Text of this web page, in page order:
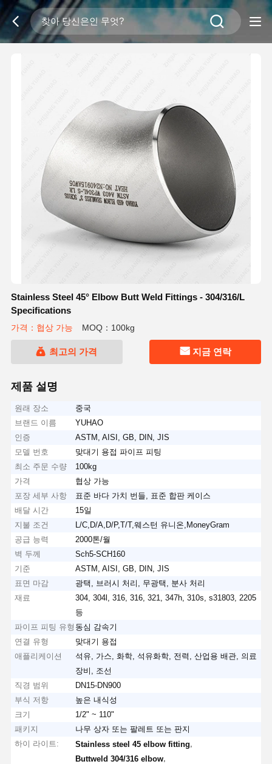
Stainless Steel 45° Elbow Butt Weld Fittings - 304/316/L
Specifications
가격：협상 가능 MOQ：100kg
최고의 가격 지금 연락
제품 설명
원래 장소
중국
브랜드 이름
YUHAO
인증
ASTM, AISI, GB, DIN, JIS
모델 번호
맞대기 용접 파이프 피팅
최소 주문 수량
100kg
가격
협상 가능
포장 세부 사항
표준 바다 가치 번들, 표준 합판 케이스
배달 시간
15일
지불 조건
L/C,D/A,D/P,T/T,웨스턴 유니온,MoneyGram
공급 능력
2000톤/월
벽 두께
Sch5-SCH160
기준
ASTM, AISI, GB, DIN, JIS
표면 마감
광택, 브러시 처리, 무광택, 분사 처리
재료
304, 304l, 316, 316, 321, 347h, 310s, s31803, 2205
등
파이프 피팅 유형 동심 감속기
연결 유형
맞대기 용접
애플리케이션
석유, 가스, 화학, 석유화학, 전력, 산업용 배관, 의료
장비, 조선
직경 범위
DN15-DN900
부식 저항
높은 내식성
크기
1/2" ~ 110"
패키지
나무 상자 또는 팔레트 또는 판지
하이 라이트:
Stainless steel 45 elbow fitting
Buttweld 304/316 elbow